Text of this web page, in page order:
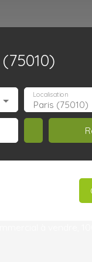
Paris (75010)
Localisation